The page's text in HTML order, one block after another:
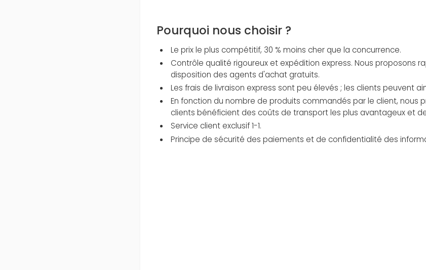
Pourquoi nous choisir ?
Le prix le plus compétitif, 30 % moins cher que la concurrence.
Contrôle qualité rigoureux et expédition express. Nous
disposition des agents d'achat gratuits.
Les frais de livraison express sont peu élevés ; les clients peuvent
En fonction du nombre de produits commandés par le client, nous
clients bénéficient des coûts de transport les plus avantageux et
Service client exclusif 1-1.
Principe de sécurité des paiements et de confidentialité des